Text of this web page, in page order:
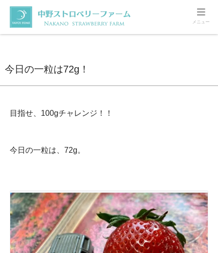
ホーム いちご 今日の一粒は72g！
今日の一粒は72g！
目指せ、100gチャレンジ！！
今日の一粒は、72g。
メニュー